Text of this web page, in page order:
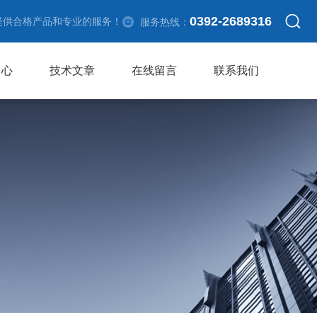
合格产品和专业的服务！ 服务热线： 0392-2689316
技术文章 在线留言 联系我们